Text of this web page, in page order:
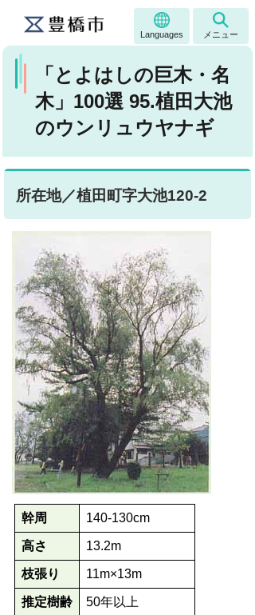
Languages メニュー
「とよはしの巨木・名
木」100選 95.植田大池
のウンリュウヤナギ
所在地／植田町字大池120-2
幹周 140-130cm
高さ 13.2m
枝張り 11m×13m
推定樹齢 50年以上